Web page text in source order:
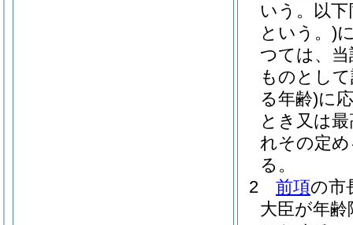
いう。以下
という。)
つては、
ものとし
る年齢)に
とき又は
れその定
る。
2
前項の市
大臣が年